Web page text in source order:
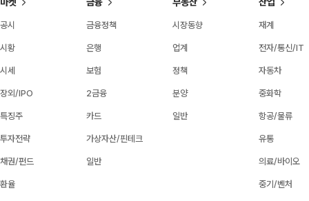
공시
시황
시세
장외/IPO
특징주
투자전략
채권/펀드
환율
금융정책
은행
보험
2금융
카드
가상자산/핀테크
일반
시장동향
업계
정책
분양
일반
재계
전자/통신/IT
자동차
중화학
항공/물류
유통
의료/바이오
중기/벤처